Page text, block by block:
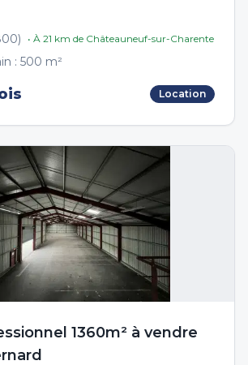
) • À 21 km de Châteauneuf-sur-Charente
: 500 m²
Location
1360m² à vendre